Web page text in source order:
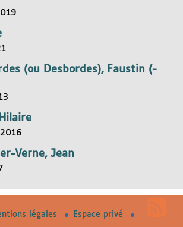
(ou Desbordes), Faustin (-
Verne, Jean
légales Espace privé